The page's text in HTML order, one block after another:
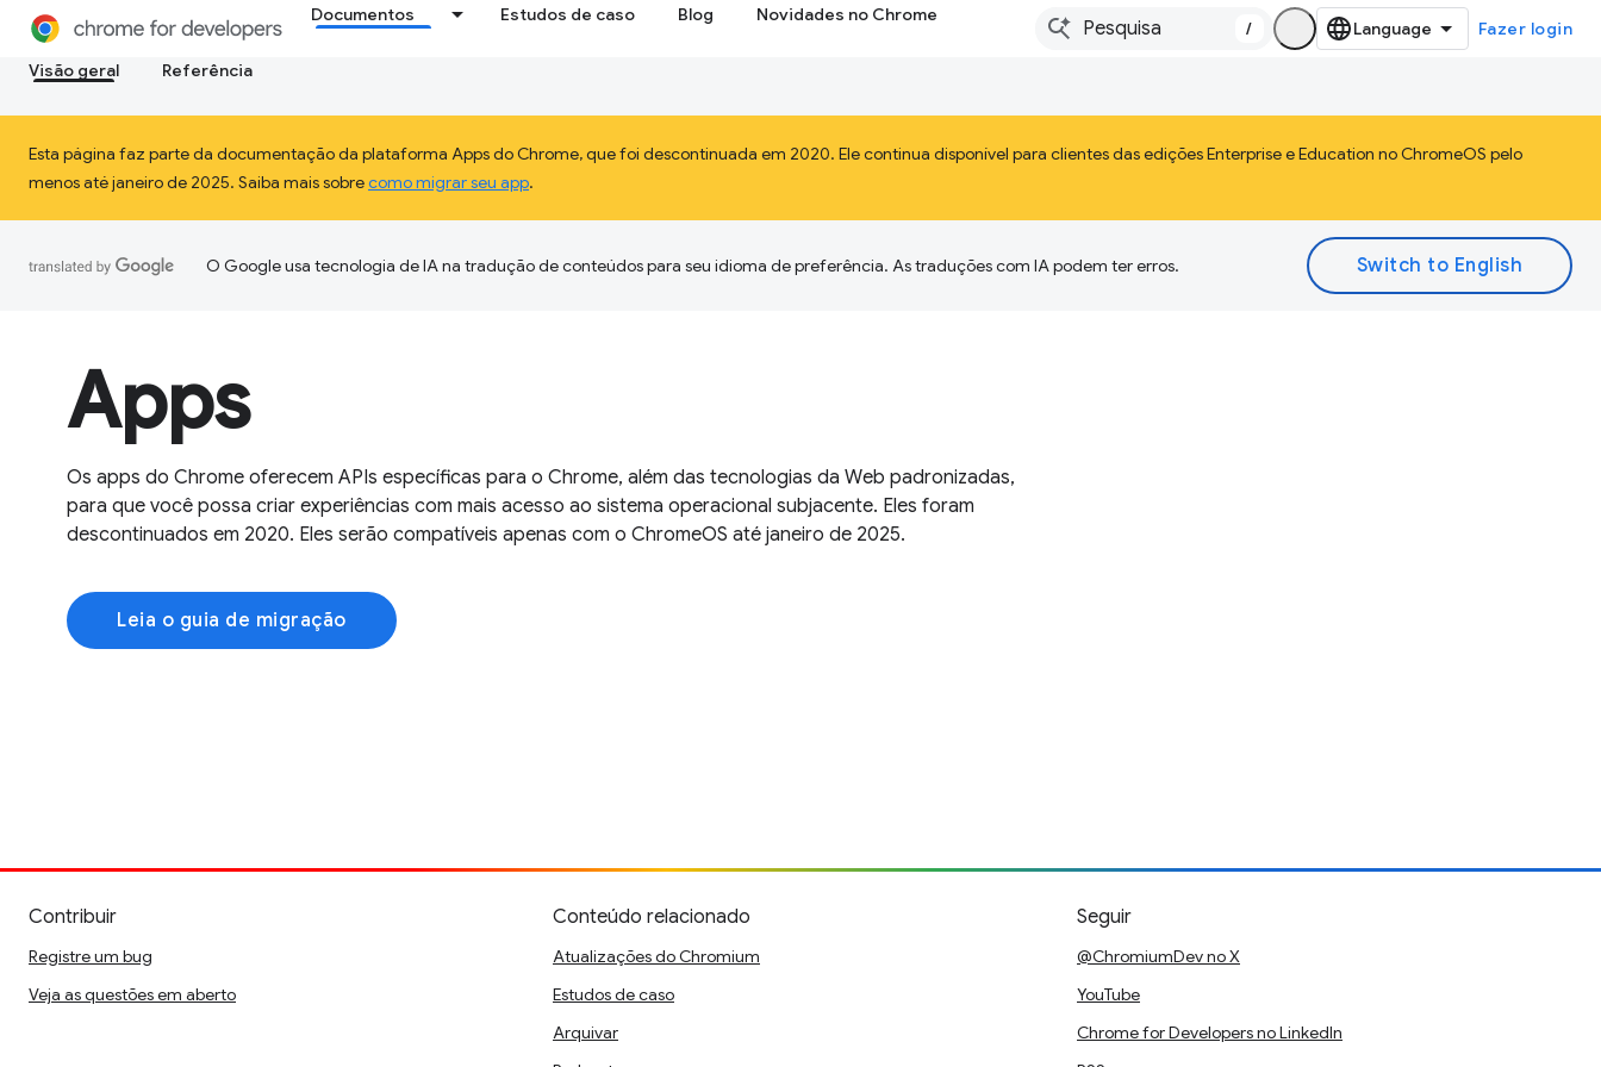
Documentos Estudos de caso Blog Novidades no Chrome
/
Fazer login
Visão geral
Referência
Esta página faz parte da documentação da plataforma Apps do Chrome, que foi descontinuada em 2020. Ele continua disponível para clientes das edições Enterprise e Education no ChromeOS pelo
menos até janeiro de 2025. Saiba mais sobrecomo migrar seu app.
O Google usa tecnologia de IA na tradução de conteúdos para seu idioma de preferência. As traduções com IA podem ter erros.
Apps
Os apps do Chrome oferecem APIs específicas para o Chrome, além das tecnologias da Web padronizadas,
para que você possa criar experiências com mais acesso ao sistema operacional subjacente. Eles foram
descontinuados em 2020. Eles serão compatíveis apenas com o ChromeOS até janeiro de 2025.
Leia o guia de migração
Contribuir
Registre um bug
Veja as questões em aberto
Conteúdo relacionado
Atualizações do Chromium
Estudos de caso
Arquivar
Seguir
@ChromiumDev no X
YouTube
Chrome for Developers no LinkedIn